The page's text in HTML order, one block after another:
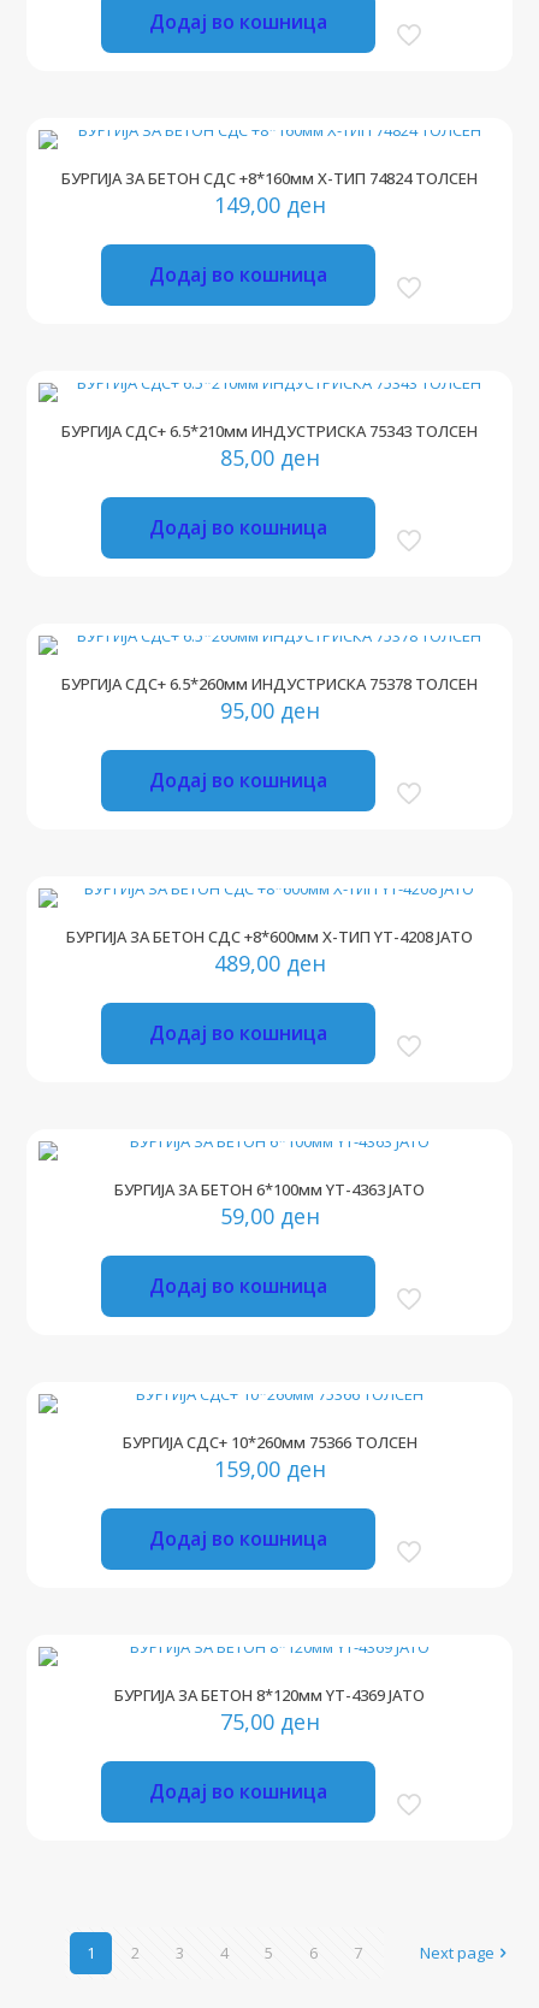
Додај во кошница
БУРГИЈА ЗА БЕТОН СДС +8*160мм Х-ТИП 74824 ТОЛСЕН
149,00 ден
Додај во кошница
БУРГИЈА СДС+ 6.5*210мм ИНДУСТРИСКА 75343 ТОЛСЕН
85,00 ден
Додај во кошница
БУРГИЈА СДС+ 6.5*260мм ИНДУСТРИСКА 75378 ТОЛСЕН
95,00 ден
Додај во кошница
БУРГИЈА ЗА БЕТОН СДС +8*600мм Х-ТИП YT-4208 ЈАТО
489,00 ден
Додај во кошница
БУРГИЈА ЗА БЕТОН 6*100мм YT-4363 ЈАТО
59,00 ден
Додај во кошница
БУРГИЈА СДС+ 10*260мм 75366 ТОЛСЕН
159,00 ден
Додај во кошница
БУРГИЈА ЗА БЕТОН 8*120мм YT-4369 ЈАТО
75,00 ден
Додај во кошница
1 2 3 4 5 6 7 Next page